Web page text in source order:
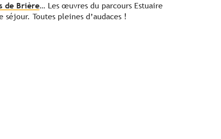
de Brière… Les œuvres du parcours Estuaire
séjour. Toutes pleines d’audaces !